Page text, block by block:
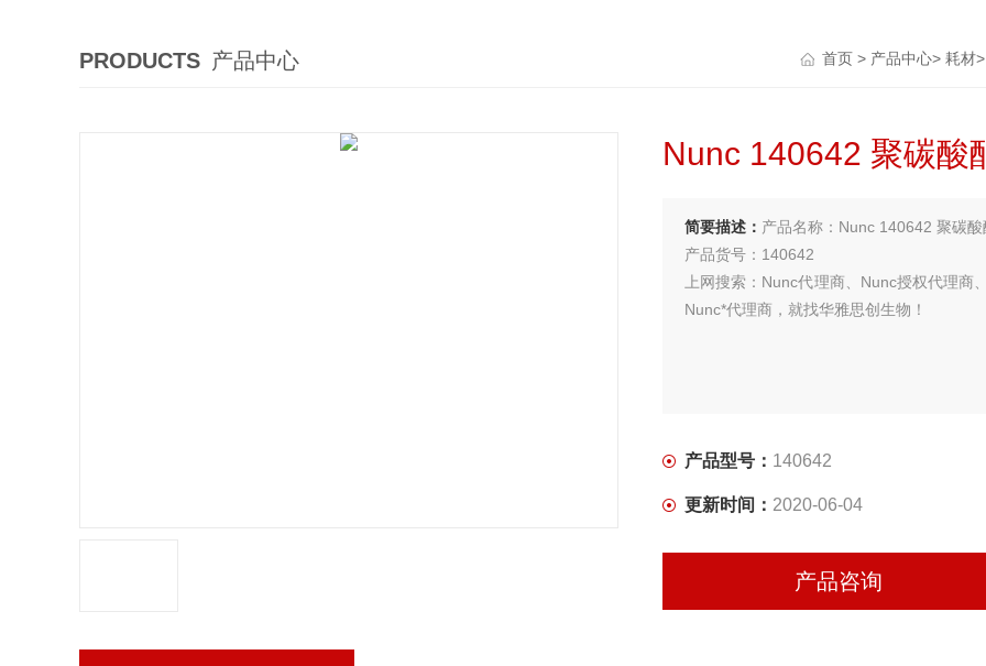
PRODUCTS 产品中心 首页 > 产品中心> 耗材
Nunc 140642 聚碳酸
简要描述： 产品名称：Nunc 140642 聚碳
产品货号：140642
上网搜索：Nunc代理商、Nunc授权代理
Nunc*代理商，就找华雅思创生物！
产品型号： 140642
更新时间： 2020-06-04
产品咨询